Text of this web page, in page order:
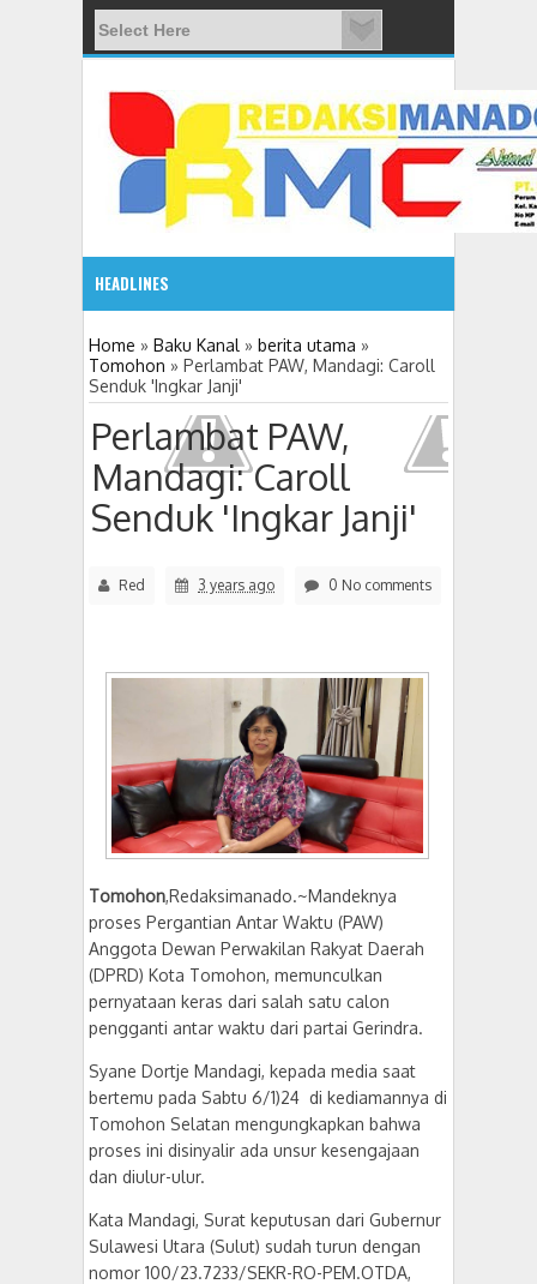
HEADLINES
08:03 AM
ADVETORIAL JONRU GANTIKAN MONO PIMPIN DPRD
Home » Baku Kanal » berita utama »
Tomohon » Perlambat PAW, Mandagi: Caroll
Senduk 'Ingkar Janji'
Perlambat PAW,
Mandagi: Caroll
Senduk 'Ingkar Janji'
Red 3 years ago 0 No comments
Tomohon,Redaksimanado.~Mandeknya
proses Pergantian Antar Waktu (PAW)
Anggota Dewan Perwakilan Rakyat Daerah
(DPRD) Kota Tomohon, memunculkan
pernyataan keras dari salah satu calon
pengganti antar waktu dari partai Gerindra.
Syane Dortje Mandagi, kepada media saat
bertemu pada Sabtu 6/1)24 di kediamannya di
Tomohon Selatan mengungkapkan bahwa
proses ini disinyalir ada unsur kesengajaan
dan diulur-ulur.
Kata Mandagi, Surat keputusan dari Gubernur
Sulawesi Utara (Sulut) sudah turun dengan
nomor 100/23.7233/SEKR-RO-PEM.OTDA,